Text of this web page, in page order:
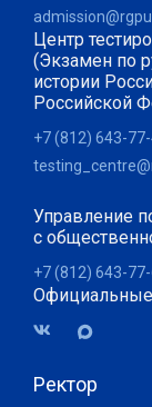
Центр
(Экзамен по
истории
Российской
+7 (812) 643-
Управление
с
+7 (812) 643-
Официальные
Ректор